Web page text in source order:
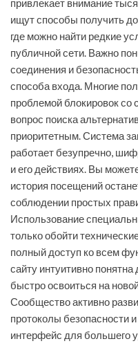
привлекает внимание
ищут способы получить
где можно найти редкие
публичной сети. Важно
соединения и
способа входа. Многие
проблемой блокировок со
вопрос поиска
приоритетным. Система
работает безупречно,
и его действиях. Вы
история посещений
соблюдении простых
Использование
только обойти
полный доступ ко всем
сайту интуитивно
быстро освоиться на
Сообщество активно
протоколы безопасности
интерфейс для большего